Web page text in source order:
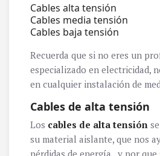
Cables alta tensión
Cables media tensión
Cables baja tensión
Recuerda que si no eres un
especializado en electricidad,
en cualquier instalación de
Cables de alta tensión
Los cables de alta tensión
su material aislante, que nos
pérdidas de energía, y por que